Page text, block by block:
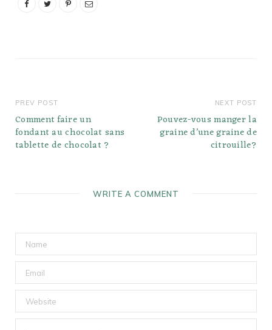
Gardez donc à l'esprit
PREV POST
Comment faire un
fondant au chocolat sans
tablette de chocolat ?
NEXT POST
Pouvez-vous manger la
graine d’une graine de
citrouille?
WRITE A COMMENT